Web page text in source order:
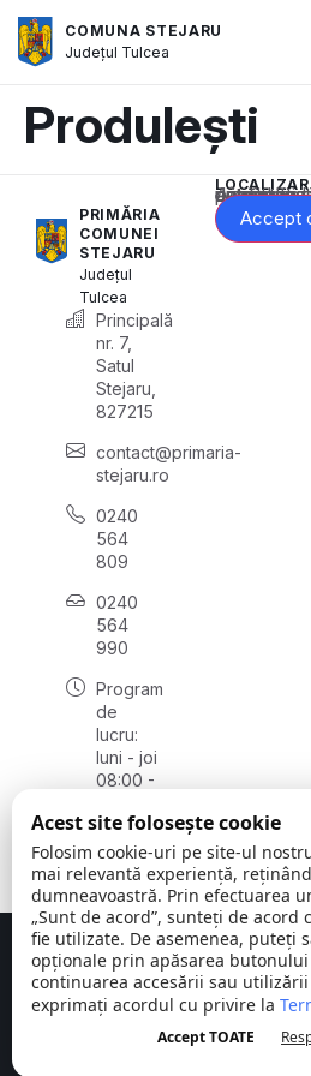
COMUNA STEJARU
Județul Tulcea
Produlești
PRIMĂRIA
COMUNEI
STEJARU
Județul
Tulcea
Principală
nr. 7,
Satul
Stejaru,
827215
contact@primaria-
stejaru.ro
0240
564
809
0240
564
990
Program
de
lucru:
luni - joi
08:00 -
vineri
08:00 -
14:00
Acest conținut este blocat până când acceptați categoria corespunzătoare de cookie-uri.
Accept
Concept realizat deBig Media
Acest site folosește cookie
Folosim cookie-uri pe site-ul
mai relevantă experiență,
dumneavoastră. Prin efectuarea
„Sunt de acord”, sunteți de acord
fie utilizate. De asemenea, puteți
opționale prin apăsarea butonului
continuarea accesării sau
exprimați acordul cu privire la
Accept TOATE